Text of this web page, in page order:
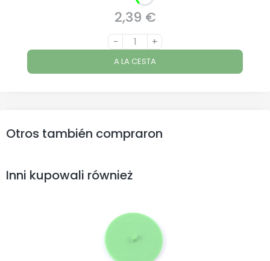
Precio
2,39 €
- +
A LA CESTA
Otros también compraron
Inni kupowali również